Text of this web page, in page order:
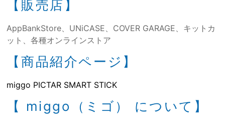
【販売店】
AppBankStore、UNiCASE、COVER GARAGE、キットカ
ット、各種オンラインストア
【商品紹介ページ】
miggo PICTAR SMART STICK
【 miggo（ミゴ） について】